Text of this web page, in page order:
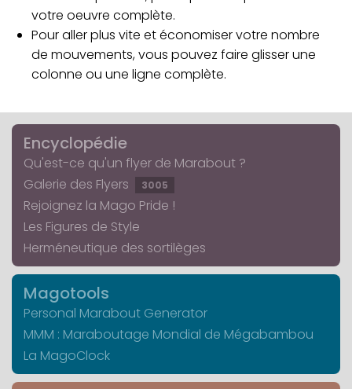
votre oeuvre complète.
Pour aller plus vite et économiser votre nombre
de mouvements, vous pouvez faire glisser une
colonne ou une ligne complète.
Encyclopédie
Qu'est-ce qu'un flyer de Marabout ?
Galerie des Flyers
3005
Rejoignez la Mago Pride !
Les Figures de Style
Herméneutique des sortilèges
Magotools
Personal Marabout Generator
MMM : Maraboutage Mondial de Mégabambou
La MagoClock